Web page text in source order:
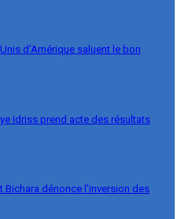
d’Amérique saluent le bon
Idriss prend acte des résultats
Bichara dénonce l’inversion des